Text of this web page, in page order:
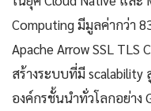
Computing มีมูลค่ากว่า
Apache Arrow SSL
สร้างระบบที่มี scalability
องค์กรชั้นนำทั่วโลกอย่าง